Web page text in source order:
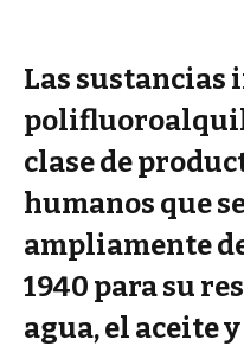
Las sustancias
clase de
humanos que
ampliamente
1940 para su
agua, el aceite